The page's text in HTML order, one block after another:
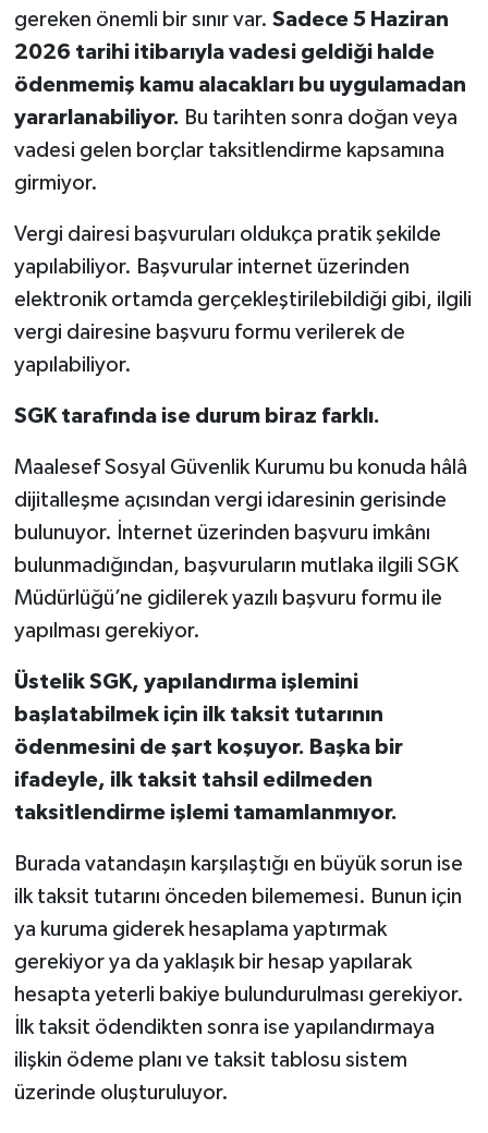
gereken önemli bir sınır var. Sadece 5 Haziran
2026 tarihi itibarıyla vadesi geldiği halde
ödenmemiş kamu alacakları bu uygulamadan
yararlanabiliyor. Bu tarihten sonra doğan veya
vadesi gelen borçlar taksitlendirme kapsamına
girmiyor.
Vergi dairesi başvuruları oldukça pratik şekilde
yapılabiliyor. Başvurular internet üzerinden
elektronik ortamda gerçekleştirilebildiği gibi, ilgili
vergi dairesine başvuru formu verilerek de
yapılabiliyor.
SGK tarafında ise durum biraz farklı.
Maalesef Sosyal Güvenlik Kurumu bu konuda hâlâ
dijitalleşme açısından vergi idaresinin gerisinde
bulunuyor. İnternet üzerinden başvuru imkânı
bulunmadığından, başvuruların mutlaka ilgili SGK
Müdürlüğü’ne gidilerek yazılı başvuru formu ile
yapılması gerekiyor.
Üstelik SGK, yapılandırma işlemini
başlatabilmek için ilk taksit tutarının
ödenmesini de şart koşuyor. Başka bir
ifadeyle, ilk taksit tahsil edilmeden
taksitlendirme işlemi tamamlanmıyor.
Burada vatandaşın karşılaştığı en büyük sorun ise
ilk taksit tutarını önceden bilememesi. Bunun için
ya kuruma giderek hesaplama yaptırmak
gerekiyor ya da yaklaşık bir hesap yapılarak
hesapta yeterli bakiye bulundurulması gerekiyor.
İlk taksit ödendikten sonra ise yapılandırmaya
ilişkin ödeme planı ve taksit tablosu sistem
üzerinde oluşturuluyor.